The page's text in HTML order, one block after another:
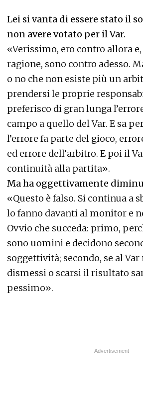
Lei si vanta di essere stato il
non avere votato per il Var.
«Verissimo, ero contro allora
ragione, sono contro adesso.
o no che non esiste più un
prendersi le proprie
preferisco di gran lunga
campo a quello del Var. E sa
l’errore fa parte del gioco,
ed errore dell’arbitro. E poi il
continuità alla partita».
Ma ha oggettivamente
«Questo è falso. Si continua a
lo fanno davanti al monitor e
Ovvio che succeda: primo,
sono uomini e decidono
soggettività; secondo, se al
dismessi o scarsi il risultato
pessimo».